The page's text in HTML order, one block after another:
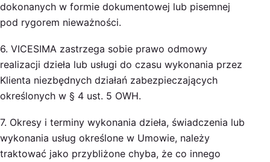
dokonanych w formie dokumentowej lub pisemnej
pod rygorem nieważności.
6. VICESIMA zastrzega sobie prawo odmowy
realizacji dzieła lub usługi do czasu wykonania przez
Klienta niezbędnych działań zabezpieczających
określonych w § 4 ust. 5 OWH.
7. Okresy i terminy wykonania dzieła, świadczenia lub
wykonania usług określone w Umowie, należy
traktować jako przybliżone chyba, że co innego